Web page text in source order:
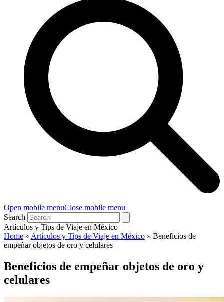
Open mobile menuClose mobile menu
Search
Artículos y Tips de Viaje en México
Home » Artículos y Tips de Viaje en México » Beneficios de
empeñar objetos de oro y celulares
Beneficios de empeñar objetos de oro y
celulares